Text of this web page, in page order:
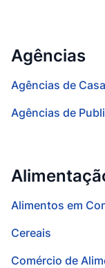
Agências
Agências de
Agências de
Alimentos em
Cereais
Comércio de